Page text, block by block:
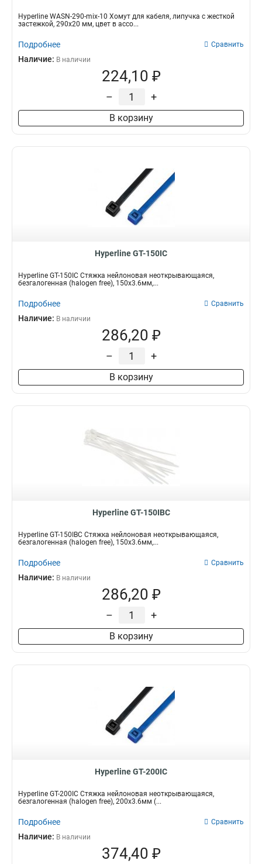
Hyperline WASN-290-mix-10 Хомут для кабеля, липучка с жесткой
застежкой, 290x20 мм, цвет в ассо...
Подробнее Сравнить
Наличие: В наличии
224,10 ₽
– +
В корзину
Hyperline GT-150IC
Hyperline GT-150IC Стяжка нейлоновая неоткрывающаяся,
безгалогенная (halogen free), 150x3.6мм,...
Подробнее Сравнить
Наличие: В наличии
286,20 ₽
– +
В корзину
Hyperline GT-150IBC
Hyperline GT-150IBC Стяжка нейлоновая неоткрывающаяся,
безгалогенная (halogen free), 150x3.6мм,...
Подробнее Сравнить
Наличие: В наличии
286,20 ₽
– +
В корзину
Hyperline GT-200IC
Hyperline GT-200IC Стяжка нейлоновая неоткрывающаяся,
безгалогенная (halogen free), 200x3.6мм (...
Подробнее Сравнить
Наличие: В наличии
374,40 ₽